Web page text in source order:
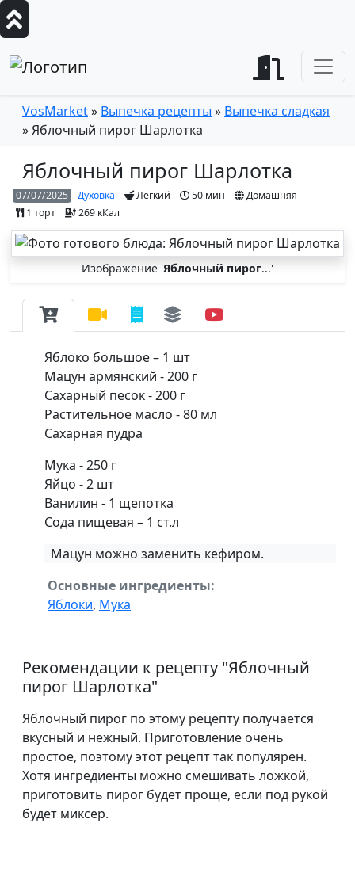
VosMarket» Выпечка рецепты » Выпечка сладкая
» Яблочный пирог Шарлотка
Яблочный пирог Шарлотка
07/07/2025 Духовка Легкий 50 мин
Домашняя
1 торт 269 кКал
Изображение 'Яблочный пирог...'
Яблоко большое – 1 шт
Мацун армянский - 200 г
Сахарный песок - 200 г
Растительное масло - 80 мл
Сахарная пудра
Мука - 250 г
Яйцо - 2 шт
Ванилин - 1 щепотка
Сода пищевая – 1 ст.л
Мацун можно заменить кефиром.
Основные ингредиенты:
Яблоки, Мука
Рекомендации к рецепту "Яблочный
пирог Шарлотка"
Яблочный пирог по этому рецепту получается
вкусный и нежный. Приготовление очень
простое, поэтому этот рецепт так популярен.
Хотя ингредиенты можно смешивать ложкой,
приготовить пирог будет проще, если под рукой
будет миксер.